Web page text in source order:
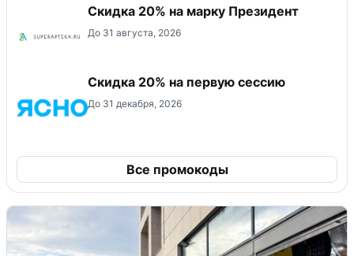
Скидка 20% на марку Президент
До 31 августа, 2026
Скидка 20% на первую сессию
До 31 декабря, 2026
Все промокоды